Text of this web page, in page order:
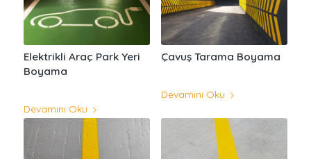
Elektrikli Araç Park Yeri
Boyama
Devamını Oku
Çavuş Tarama Boyama
Devamını Oku